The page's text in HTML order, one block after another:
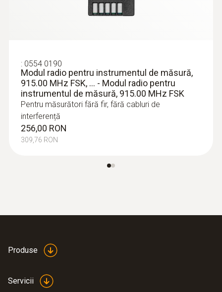
:0602 0993
Sondă de temperatură de contact cu
termocuplu (TC tip K), cu reacție rapidă,
îndoită la 90°
Timp de răspuns rapid (3 secunde) datorită
: 0554 0190
Modul radio pentru instrumentul de măsură,
915.00 MHz FSK, ... - Modul radio pentru
instrumentul de măsură, 915.00 MHz FSK
Pentru măsurători fără fir, fără cabluri de
interferență
256,00 RON
309,76 RON
Produse
Servicii